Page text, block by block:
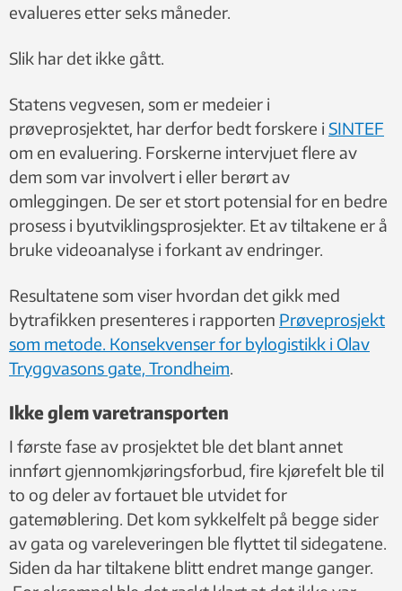
evalueres etter seks måneder.
Slik har det ikke gått.
Statens vegvesen, som er medeier i
prøveprosjektet, har derfor bedt forskere i SINTEF
om en evaluering. Forskerne intervjuet flere av
dem som var involvert i eller berørt av
omleggingen. De ser et stort potensial for en bedre
prosess i byutviklingsprosjekter. Et av tiltakene er å
bruke videoanalyse i forkant av endringer.
Resultatene som viser hvordan det gikk med
bytrafikken presenteres i rapporten Prøveprosjekt
som metode. Konsekvenser for bylogistikk i Olav
Tryggvasons gate, Trondheim.
Ikke glem varetransporten
I første fase av prosjektet ble det blant annet
innført gjennomkjøringsforbud, fire kjørefelt ble til
to og deler av fortauet ble utvidet for
gatemøblering. Det kom sykkelfelt på begge sider
av gata og vareleveringen ble flyttet til sidegatene.
Siden da har tiltakene blitt endret mange ganger.